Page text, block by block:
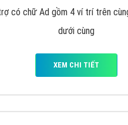
có chữ Ad gồm 4 ví trí trên
dưới cùng
XEM CHI TIẾT